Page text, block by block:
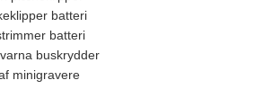
batteri
batteri
buskrydder
minigravere